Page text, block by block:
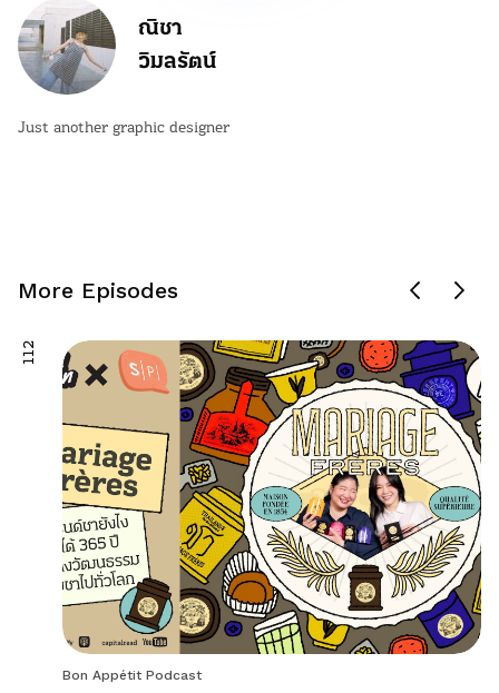
ณิชา
วิมลรัตน์
Just another graphic designer
More Episodes
Bon Appétit Podcast
112